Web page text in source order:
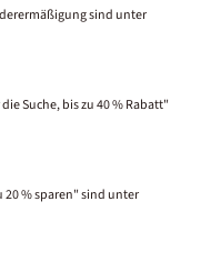
sind unter
Suche, bis zu 40 % Rabatt"
20 % sparen" sind unter